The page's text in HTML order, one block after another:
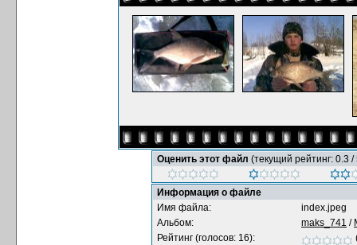
Оценить этот файл (текущий рейтинг: 0.3 /
Информация о файле
Имя файла:
index.jpeg
Альбом:
maks_741 /
Рейтинг (голосов: 16):